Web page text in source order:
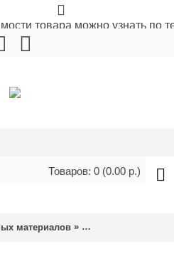
товара можно узнать по
Товаров: 0 (0.00 р.)
материалов » Метизы и крепёж